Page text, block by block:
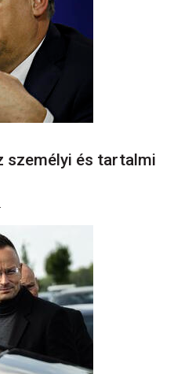
személyi és tartalmi